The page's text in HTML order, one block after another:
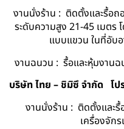
งานนั่งร้าน : ติดตั้งและรื้อ
ระดับความสูง 21-45 เมต
แบบแขวน ในที่อับ
งานฉนวน : รื้อและหุ้มงาน
บริษัท ไทย – ชิมิซึ จำกัด โป
งานนั่งร้าน : ติดตั้งและ
เครื่องจัก